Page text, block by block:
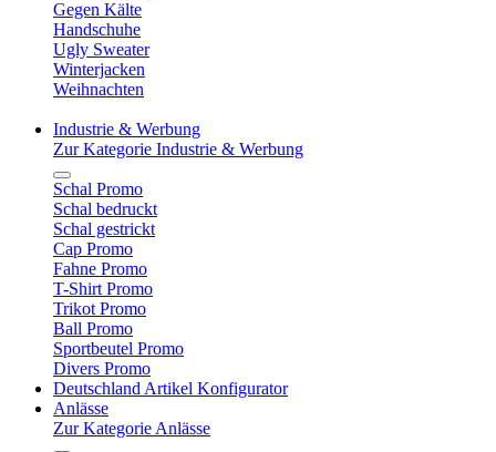
Gegen Kälte
Handschuhe
Ugly Sweater
Winterjacken
Weihnachten
Industrie & Werbung
Zur Kategorie Industrie & Werbung
Schal Promo
Schal bedruckt
Schal gestrickt
Cap Promo
Fahne Promo
T-Shirt Promo
Trikot Promo
Ball Promo
Sportbeutel Promo
Divers Promo
Deutschland Artikel Konfigurator
Anlässe
Zur Kategorie Anlässe